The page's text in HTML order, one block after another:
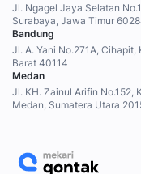
Jl. Ngagel Jaya Selatan
Surabaya, Jawa Timur
Bandung
Jl. A. Yani No.271A,
Barat 40114
Medan
Jl. KH. Zainul Arifin No.152,
Medan, Sumatera Utara